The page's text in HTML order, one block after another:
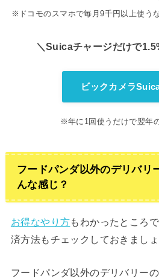
※ドコモのスマホで毎月9千円以上使う
＼Suicaチャージだけで
ビックカメラ
※年に1回使うだけで翌年
フードパンダ以外のデリバリ
んな感じ？
お得なやり方もわかったところ
済方法もチェックしておきましょ
フードパンダ以外のデリバリー